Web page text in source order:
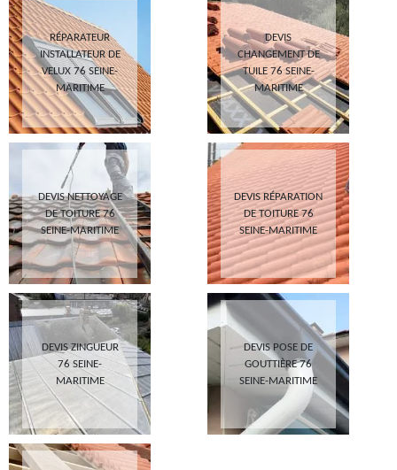
RÉPARATEUR
INSTALLATEUR DE
VELUX 76 SEINE-
MARITIME
DEVIS
CHANGEMENT DE
TUILE 76 SEINE-
MARITIME
DEVIS NETTOYAGE
DE TOITURE 76
SEINE-MARITIME
DEVIS RÉPARATION
DE TOITURE 76
SEINE-MARITIME
DEVIS ZINGUEUR
76 SEINE-
MARITIME
DEVIS POSE DE
GOUTTIÈRE 76
SEINE-MARITIME